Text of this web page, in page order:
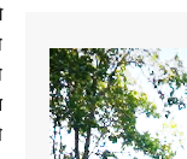
Video
Player